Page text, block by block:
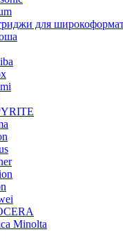
для
Minolta